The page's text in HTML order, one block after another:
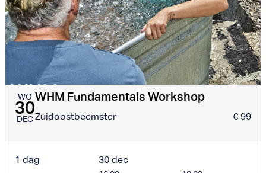
WO
30
DEC
WHM Fundamentals Workshop
Zuidoostbeemster € 99
1 dag 30 dec